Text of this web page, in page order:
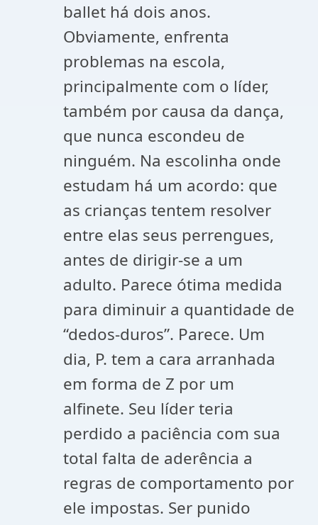
ballet há dois anos.
Obviamente, enfrenta
problemas na escola,
principalmente com o líder,
também por causa da dança,
que nunca escondeu de
ninguém. Na escolinha onde
estudam há um acordo: que
as crianças tentem resolver
entre elas seus perrengues,
antes de dirigir-se a um
adulto. Parece ótima medida
para diminuir a quantidade de
“dedos-duros”. Parece. Um
dia, P. tem a cara arranhada
em forma de Z por um
alfinete. Seu líder teria
perdido a paciência com sua
total falta de aderência a
regras de comportamento por
ele impostas. Ser punido